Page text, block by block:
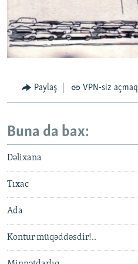
Paylaş VPN-siz açmaq
Buna da bax:
Dəlixana
Tıxac
Ada
Kontur müqəddəsdir!..